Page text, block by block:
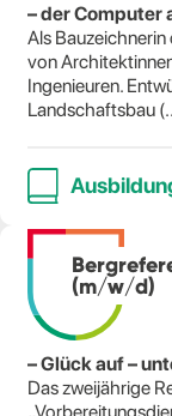
– der Computer
Als
von
Ingenieuren.
Landschaftsbau
(m/w/d)
– Glück auf –
Das zweijährige